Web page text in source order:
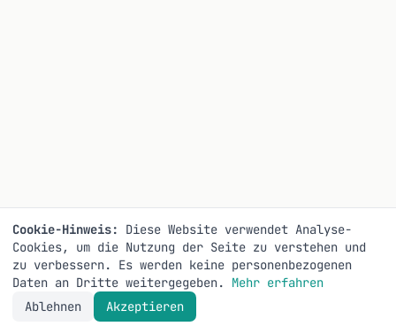
Cookie-Hinweis:
Diese Website verwendet Analyse-
Cookies, um die Nutzung der Seite zu verstehen und
zu verbessern. Es werden keine personenbezogenen
Daten an Dritte weitergegeben. Mehr erfahren
Ablehnen
Akzeptieren